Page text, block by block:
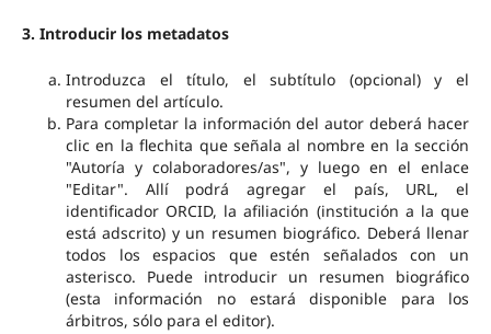
3. Introducir los metadatos
Introduzca el título, el subtítulo (opcional) y el
resumen del artículo.
Para completar la información del autor deberá hacer
clic en la flechita que señala al nombre en la sección
"Autoría y colaboradores/as", y luego en el enlace
"Editar". Allí podrá agregar el país, URL, el
identificador ORCID, la afiliación (institución a la que
está adscrito) y un resumen biográfico. Deberá llenar
todos los espacios que estén señalados con un
asterisco. Puede introducir un resumen biográfico
(esta información no estará disponible para los
árbitros, sólo para el editor).